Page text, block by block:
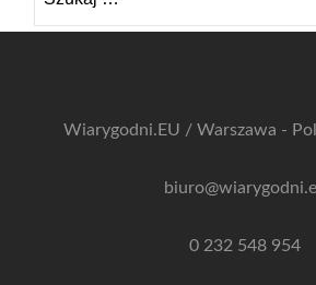
Wiarygodni.EU / Warszawa -
0 232 548 954